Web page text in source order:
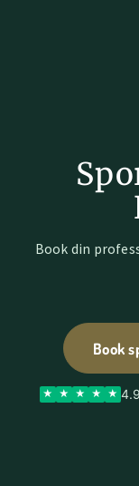
Book din
Book